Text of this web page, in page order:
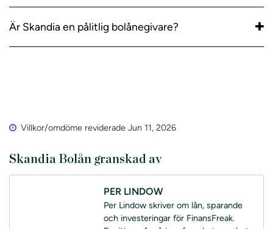
Är Skandia en pålitlig bolånegivare?
Villkor/omdöme reviderade Jun 11, 2026
Skandia Bolån granskad av
PER LINDOW
Per Lindow skriver om lån, sparande
och investeringar för FinansFreak.